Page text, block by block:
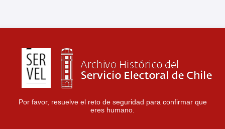
Por favor, resuelve el reto de seguridad para confirmar que
eres humano.